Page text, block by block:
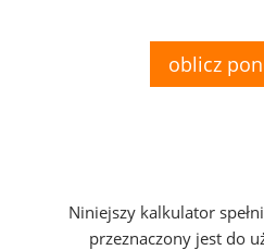
oblicz
Niniejszy kalkulator
przeznaczony jest do